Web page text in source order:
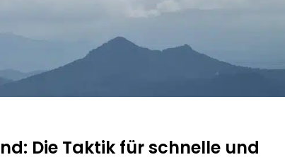
Die Taktik für schnelle und